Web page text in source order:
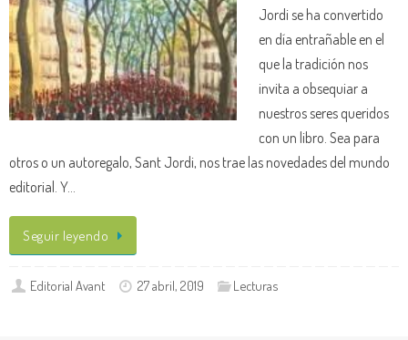
Jordi se ha convertido
en día entrañable en el
que la tradición nos
invita a obsequiar a
nuestros seres queridos
con un libro. Sea para
otros o un autoregalo, Sant Jordi, nos trae las novedades del mundo
editorial. Y…
Seguir leyendo
Editorial Avant 27 abril, 2019 Lecturas